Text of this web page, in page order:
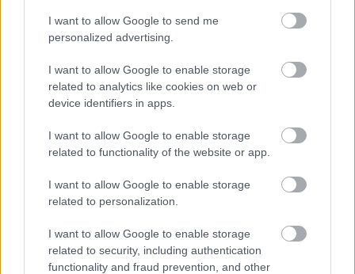
I want to allow Google to send me
personalized advertising.
I want to allow Google to enable storage
related to analytics like cookies on web or
device identifiers in apps.
I want to allow Google to enable storage
related to functionality of the website or app.
I want to allow Google to enable storage
related to personalization.
I want to allow Google to enable storage
related to security, including authentication
functionality and fraud prevention, and other
Προσλήψεις αναπληρωτών: Περίπου
30.000 ονόματα στην α' φάση
μόνιμους εμπειρογνώμονες
Επίθεση Θάνατος Αστυνομία